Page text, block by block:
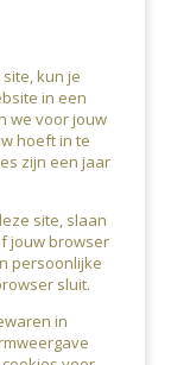
kun je
in een
we voor jouw
hoeft in te
zijn een jaar
site, slaan
jouw browser
persoonlijke
sluit.
in